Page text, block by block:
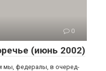
0
(июнь 2002)
мы, федералы, в очеред­